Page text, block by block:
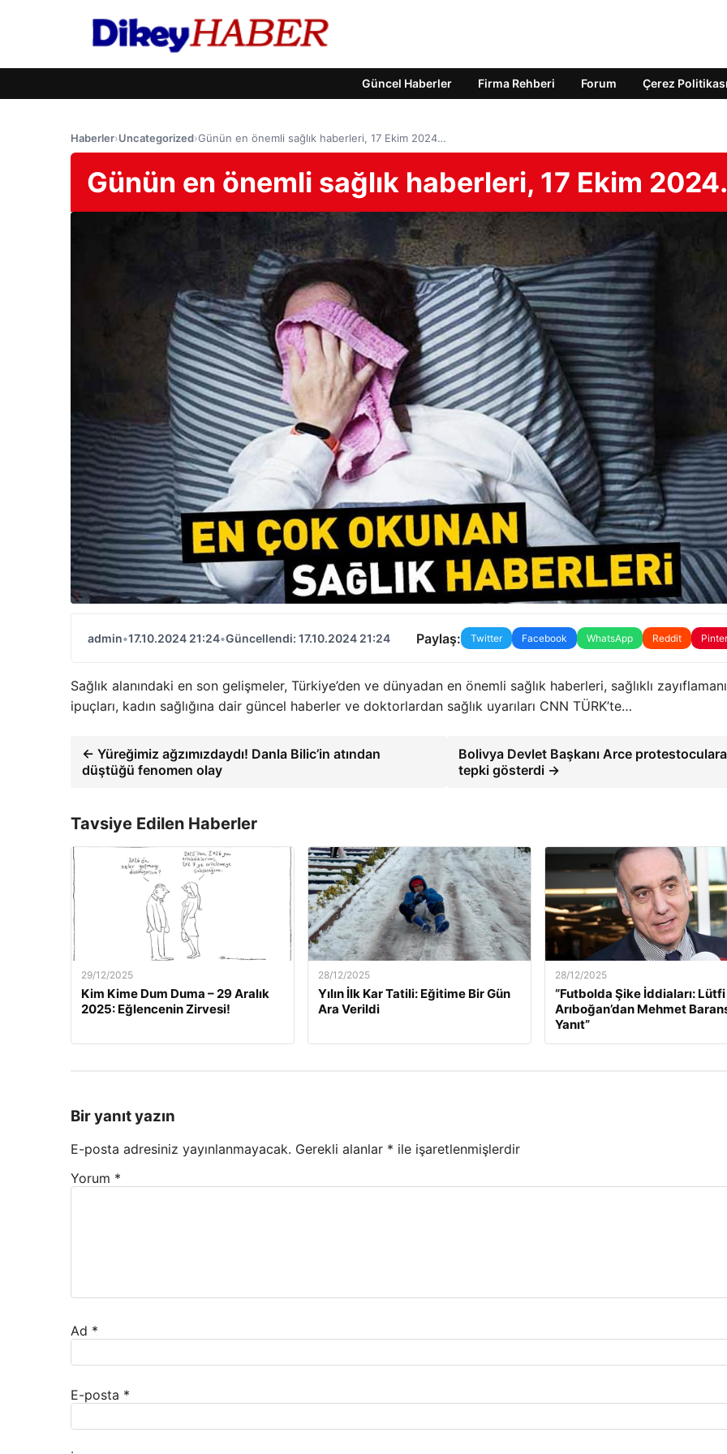
Güncel Haberler Firma Rehberi Forum Çerez Politikası
Haberler›Uncategorized›Günün en önemli sağlık haberleri, 17 Ekim 2024…
Günün en önemli sağlık haberleri, 17 Ekim
admin•17.10.2024 21:24•Güncellendi: 17.10.2024 21:24 Paylaş: Twitter Facebook WhatsApp Reddit
Sağlık alanındaki en son gelişmeler, Türkiye’den ve dünyadan en önemli sağlık haberleri, sağlıklı
ipuçları, kadın sağlığına dair güncel haberler ve doktorlardan sağlık uyarıları CNN TÜRK’te…
← Yüreğimiz ağzımızdaydı! Danla Bilic’in atından
düştüğü fenomen olay
Bolivya Devlet Başkanı Arce protestoculara
tepki gösterdi →
Tavsiye Edilen Haberler
29/12/2025
Kim Kime Dum Duma – 29 Aralık
2025: Eğlencenin Zirvesi!
28/12/2025
Yılın İlk Kar Tatili: Eğitime Bir Gün
Ara Verildi
28/12/2025
“Futbolda Şike İddiaları: Lütfi
Arıboğan’dan Mehmet
Yanıt”
Bir yanıt yazın
E-posta adresiniz yayınlanmayacak. Gerekli alanlar * ile işaretlenmişlerdir
Yorum *
Ad *
E-posta *